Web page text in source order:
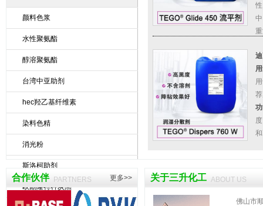
颜料色浆
水性聚氨酯
醇溶聚氨酯
台湾中亚助剂
hec羟乙基纤维素
染料色精
消光粉
斯洛柯助剂
欧励隆特种炭黑
更多>>
合作伙伴 PARTNERS 关于三升化工 ABOUT US
佛山市